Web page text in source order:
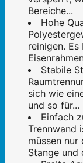
Bereiche...
Hohe
reinigen.
Stabile
sich wie
und so für...
Einfach
Trennwand
müssen nur
Stange und